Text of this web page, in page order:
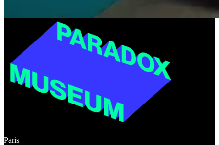
Paris